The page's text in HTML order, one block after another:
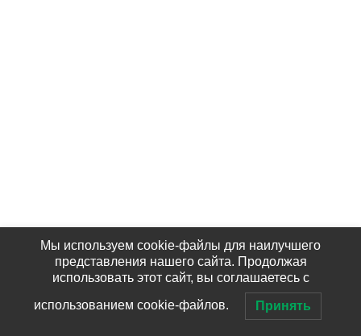
Мы используем cookie-файлы для наилучшего
представления нашего сайта. Продолжая
использовать этот сайт, вы соглашаетесь с
использованием cookie-файлов. Принять